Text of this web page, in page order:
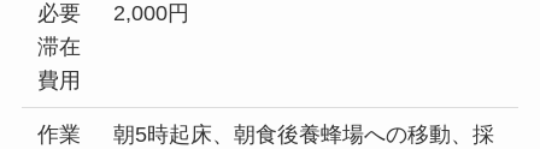
必要
滞在
費用
2,000円
作業
朝5時起床、朝食後養蜂場への移動、採